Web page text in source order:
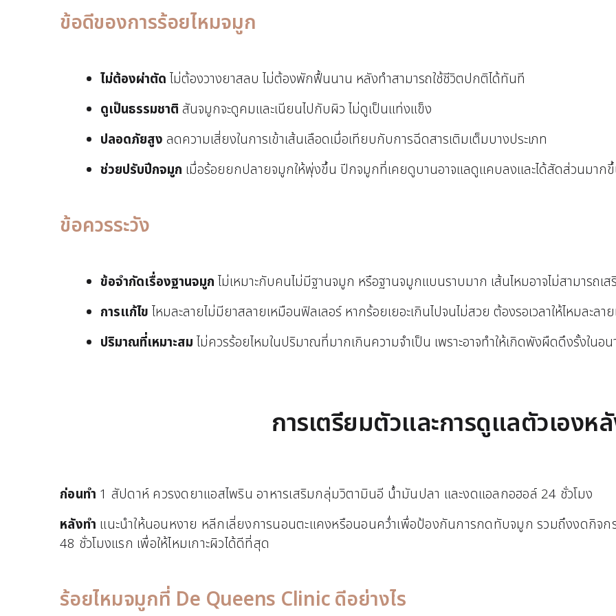
ข้อดีของการร้อยไหมจมูก
ไม่ต้องผ่าตัด ไม่ต้องวางยาสลบ ไม่ต้องพักฟื้นนาน หลังทำสามารถใช้ชีวิตปกติได้ทันที
ดูเป็นธรรมชาติ สันจมูกจะดูคมและเนียนไปกับผิว ไม่ดูเป็นแท่งแข็ง
ปลอดภัยสูง ลดความเสี่ยงในการเข้าเส้นเลือดเมื่อเทียบกับการฉีดสารเติมเต็มบางประเภท
ช่วยปรับปีกจมูก เมื่อร้อยยกปลายจมูกให้พุ่งขึ้น ปีกจมูกที่เคยดูบานอาจแลดูแคบลงและได้สัดส่วนมาก
ข้อควรระวัง
ข้อจำกัดเรื่องฐานจมูก ไม่เหมาะกับคนไม่มีฐานจมูก หรือฐานจมูกแบนราบมาก เส้นไหมอาจไม่สามารถเส
การแก้ไข ไหมละลายไม่มียาสลายเหมือนฟิลเลอร์ หากร้อยเยอะเกินไปจนไม่สวย ต้องรอเวลาให้ไหมละลา
ปริมาณที่เหมาะสม ไม่ควรร้อยไหมในปริมาณที่มากเกินความจำเป็น เพราะอาจทำให้เกิดพังผืดดึงรั้งใน
การเตรียมตัวและการดูแลตัวเองห
ก่อนทำ 1 สัปดาห์ ควรงดยาแอสไพริน อาหารเสริมกลุ่มวิตามินอี น้ำมันปลา และงดแอลกอฮอล์ 24 ชั่วโมง
หลังทำ แนะนำให้นอนหงาย หลีกเลี่ยงการนอนตะแคงหรือนอนคว่ำเพื่อป้องกันการกดทับจมูก รวมถึงงดกิจก
48 ชั่วโมงแรก เพื่อให้ไหมเกาะผิวได้ดีที่สุด
ร้อยไหมจมูกที่ De Queens Clinic ดีอย่างไร